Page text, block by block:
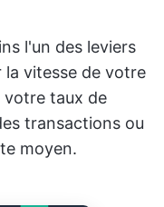
l'un des leviers
la vitesse de votre
votre taux de
transactions ou
moyen.